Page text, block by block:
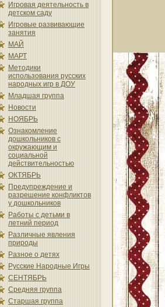
Игровая деятельность в
детском саду
Игровые развивающие
занятия
МАЙ
МАРТ
Методики
использования русских
народных игр в ДОУ
Младшая группа
Новости
НОЯБРЬ
Ознакомление
дошкольников с
окружающим и
социальной
действительностью
ОКТЯБРЬ
Предупреждение и
разрешение конфликтов
у дошкольников
Работы с детьми в
летний период
Различные явления
природы
Разное о детях
Русские Народные Игры
СЕНТЯБРЬ
Средняя группа
Старшая группа